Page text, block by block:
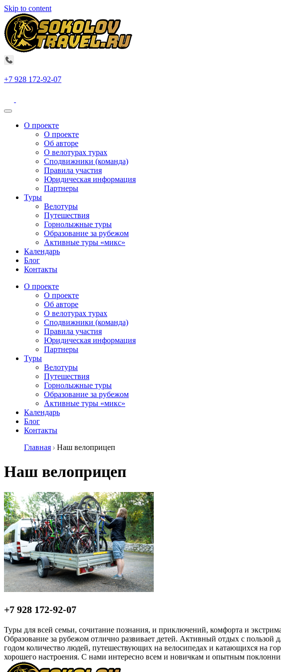
Skip to content
+7 928 172-92-07
О проекте
О проекте
Об авторе
О велотурах турах
Сподвижники (команда)
Правила участия
Юридическая информация
Партнеры
Туры
Велотуры
Путешествия
Горнолыжные туры
Образование за рубежом
Активные туры «микс»
Календарь
Блог
Контакты
О проекте
О проекте
Об авторе
О велотурах турах
Сподвижники (команда)
Правила участия
Юридическая информация
Партнеры
Туры
Велотуры
Путешествия
Горнолыжные туры
Образование за рубежом
Активные туры «микс»
Календарь
Блог
Контакты
Главная
Наш велоприцеп
Наш велоприцеп
+7 928 172-92-07
Туры для всей семьи, сочитание познания, и приключений, комфорта и
Образование за рубежом отлично развивает детей. Активный отдых с
годом количество людей, путешествующих на велосипедах и катающихся на
хорошего настроения. С нами интересно всем и новичкам и опытным